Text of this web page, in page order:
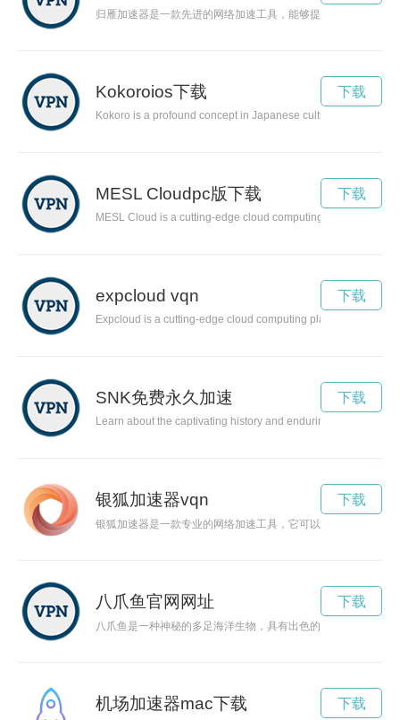
归雁加速器是一款先进的网络加速工具，能够提升网络传输速
Kokoroios下载
Kokoro is a profound concept in Japanese culture that
下载
MESL Cloudpc版下载
MESL Cloud is a cutting-edge cloud computing solution that
下载
expcloud vqn
Expcloud is a cutting-edge cloud computing platform that
下载
SNK免费永久加速
Learn about the captivating history and enduring legacy of
下载
银狐加速器vqn
银狐加速器是一款专业的网络加速工具，它可以让用户在遇到
下载
八爪鱼官网网址
八爪鱼是一种神秘的多足海洋生物，具有出色的捕食能力和鲜
下载
机场加速器mac下载 下载